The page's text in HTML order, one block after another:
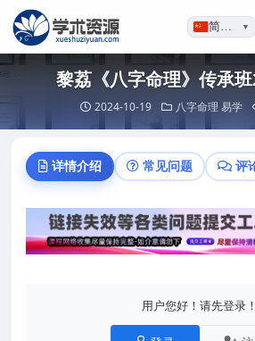
简体…▼
黎荔《八字命理》传承
2024-10-19 八字命理 易学
详情介绍 常见问题 评
用户您好！请先登录！